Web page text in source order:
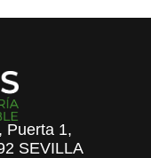
Puerta 1,
SEVILLA